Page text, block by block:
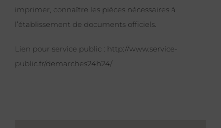
imprimer, connaître les pièces nécessaires à
l’établissement de documents officiels.
Lien pour service public : http://www.service-
public.fr/demarches24h24/